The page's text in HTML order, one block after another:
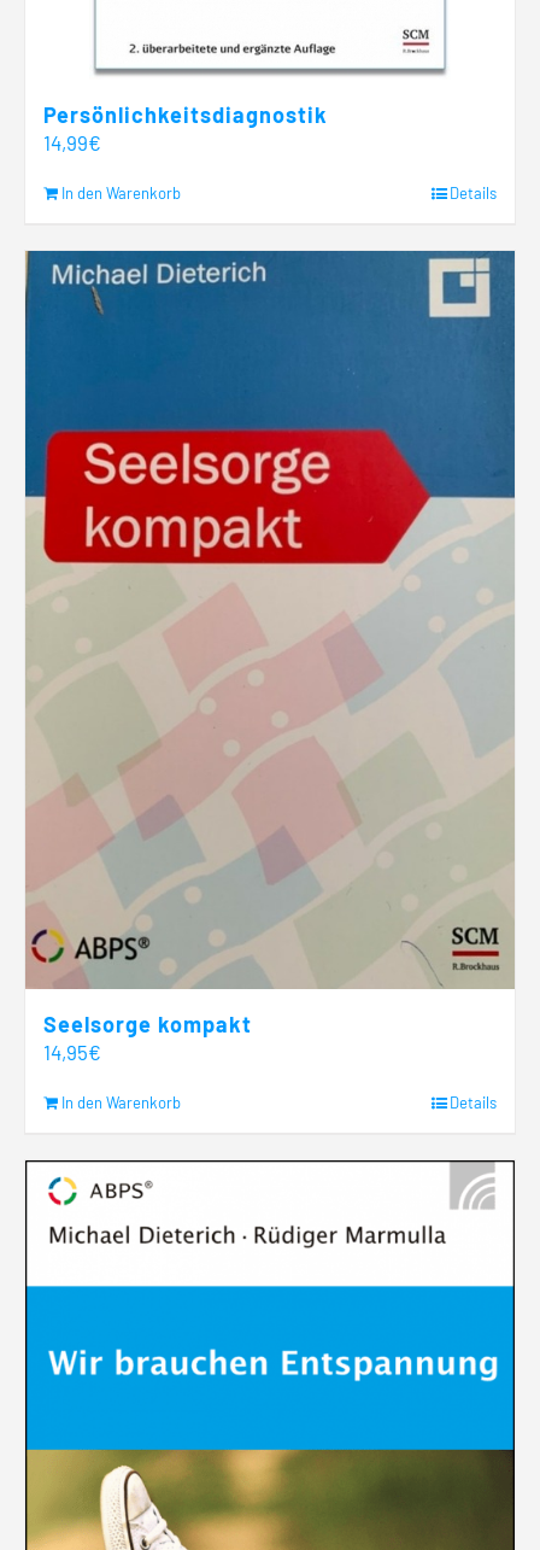
Persönlichkeitsdiagnostik
14,99€
In den Warenkorb Details
Seelsorge kompakt
14,95€
In den Warenkorb Details